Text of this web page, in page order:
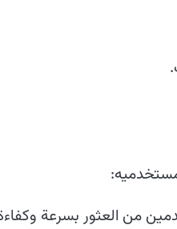
من العثور بسرعة وكفاءة